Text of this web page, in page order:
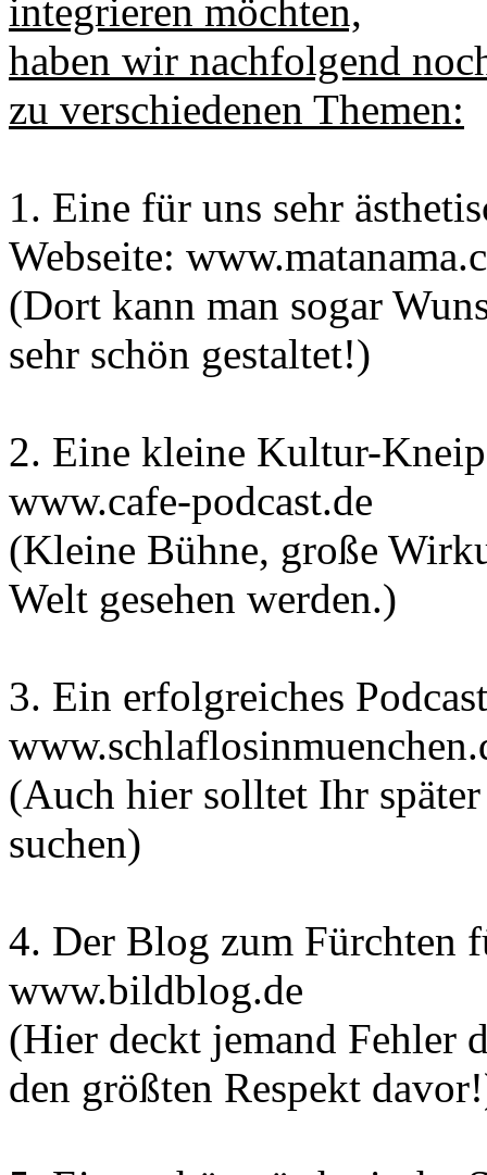
integrieren möchten,
haben wir nachfolgend
zu verschiedenen Themen:
1. Eine für uns sehr
Webseite:
(Dort kann man sogar
sehr schön gestaltet!)
2. Eine kleine Kultur-
www.cafe-podcast.de
(Kleine Bühne, große
Welt gesehen werden.)
3. Ein erfolgreiches
(Auch hier solltet Ihr
suchen)
4. Der Blog zum Fürchten
www.bildblog.de
(Hier deckt jemand Fehler
den größten Respekt